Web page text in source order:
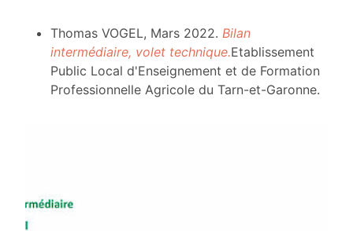
Thomas VOGEL, Mars 2022. Bilan
intermédiaire, volet technique.Etablissement
Public Local d'Enseignement et de Formation
Professionnelle Agricole du Tarn-et-Garonne.